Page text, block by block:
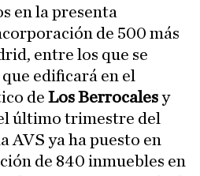
en la presenta
de 500 más
entre los que se
edificará en el
de Los Berrocalesy
último trimestre del
AVS ya ha puesto en
de 840 inmuebles en